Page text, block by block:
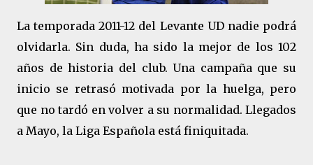
La temporada 2011-12 del Levante UD nadie podrá
olvidarla. Sin duda, ha sido la mejor de los 102
años de historia del club. Una campaña que su
inicio se retrasó motivada por la huelga, pero
que no tardó en volver a su normalidad. Llegados
a Mayo, la Liga Española está finiquitada.